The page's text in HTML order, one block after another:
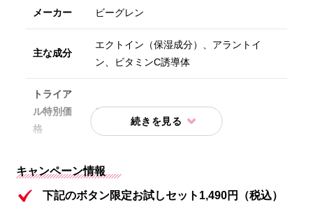
メーカー ビーグレン
主な成分
エクトイン（保湿成分）、アラントイ
ン、ビタミンC誘導体
トライア
ル特別価
格
1,490円(送料無料）
内容② 化粧水:QuSomeローション(12mL)
キャンペーン情報
下記のボタン限定お試しセット1,490円（税込）